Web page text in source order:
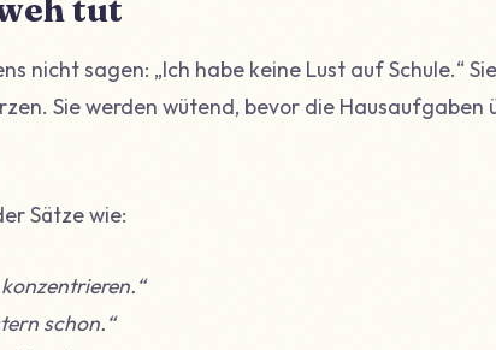
tut
nicht sagen: „Ich habe keine Lust auf Schule.“
Sie werden wütend, bevor die Hausaufgaben
Sätze wie:
schon.“